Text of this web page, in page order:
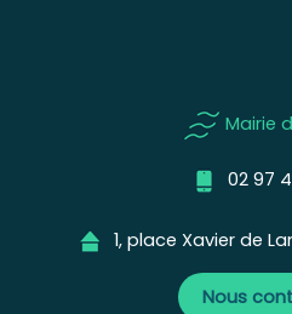
Mairie
02 97
1, place Xavier de
Nous